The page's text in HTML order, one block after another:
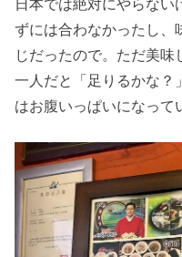
ずには合わなかったし、
じだったので。ただ美味
一人だと「足りるかな？
はお腹いっぱいになって